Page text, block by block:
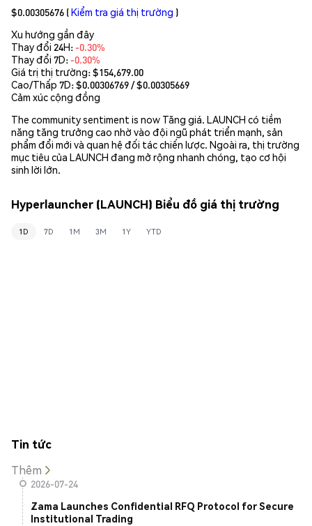
$0.00305676 (Kiểm tra giá thị trường )
Xu hướng gần đây
Thay đổi 24H: -0.30%
Thay đổi 7D: -0.30%
Giá trị thị trường:$154,679.00
Cao/Thấp 7D: $0.00306769/ $0.00305669
Cảm xúc cộng đồng
The community sentiment is now Tăng giá. LAUNCH có tiềm
năng tăng trưởng cao nhờ vào đội ngũ phát triển mạnh, sản
phẩm đổi mới và quan hệ đối tác chiến lược. Ngoài ra, thị trường
mục tiêu của LAUNCH đang mở rộng nhanh chóng, tạo cơ hội
sinh lời lớn.
Hyperlauncher (LAUNCH) Biểu đồ giá thị trường
1D 7D 1M 3M 1Y YTD
Tin tức
Thêm
2026-07-24
Zama Launches Confidential RFQ Protocol for Secure
Institutional Trading